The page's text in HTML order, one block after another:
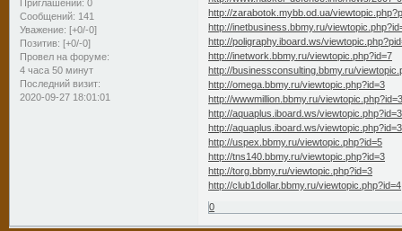
Приглашений: 0
Сообщений: 141
Уважение: [+0/-0]
Позитив: [+0/-0]
Провел на форуме:
4 часа 50 минут
Последний визит:
2020-09-27 18:01:01
http://zarabotok.mybb.od.ua/
http://inetbusiness.bbmy.ru/
http://poligraphy.iboard.ws/
http://inetwork.bbmy.ru/viewtopic.php?id=7
http://businessconsulting.bbmy.ru/
http://omega.bbmy.ru/viewtopic.php?id=3
http://wwwmillion.bbmy.ru/
http://aquaplus.iboard.ws/viewtopic.php?id=3
http://aquaplus.iboard.ws/viewtopic.php?id=3
http://uspex.bbmy.ru/viewtopic.php?id=5
http://tns140.bbmy.ru/viewtopic.php?id=3
http://torg.bbmy.ru/viewtopic.php?id=3
http://club1dollar.bbmy.ru/viewtopic.php?id=4
0